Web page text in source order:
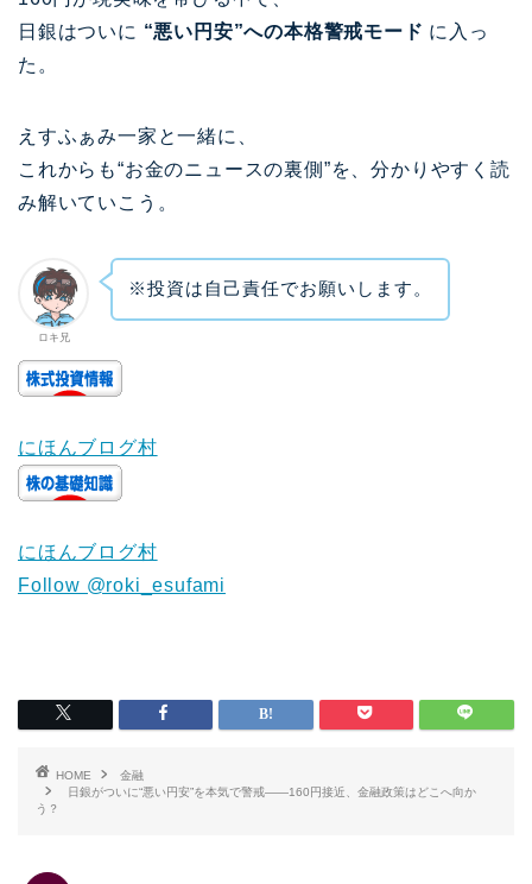
日銀はついに “悪い円安”への本格警戒モード に入っ
た。
えすふぁみ一家と一緒に、
これからも“お金のニュースの裏側”を、分かりやすく読
み解いていこう。
ロキ兄
※投資は自己責任でお願いします。
にほんブログ村
にほんブログ村
Follow @roki_esufami
HOME
金融
日銀がついに“悪い円安”を本気で警戒——160円接近、金融政策はどこへ向か
う？